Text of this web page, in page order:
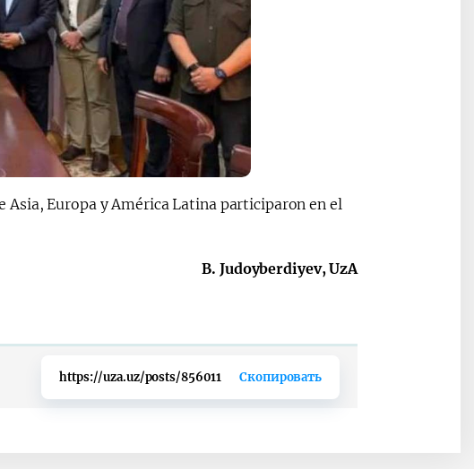
Europa y América Latina participaron en el
B. Judoyberdiyev, UzA
https://uza.uz/posts/856011 Скопировать